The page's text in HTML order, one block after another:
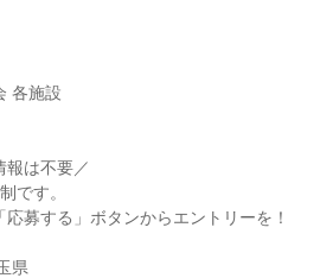
各施設
報は不要／
です。
募する」ボタンからエントリーを！
県